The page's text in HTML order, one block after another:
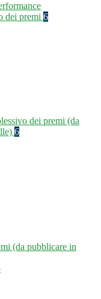
dei premi 6
dei premi (da
6
(da pubblicare in